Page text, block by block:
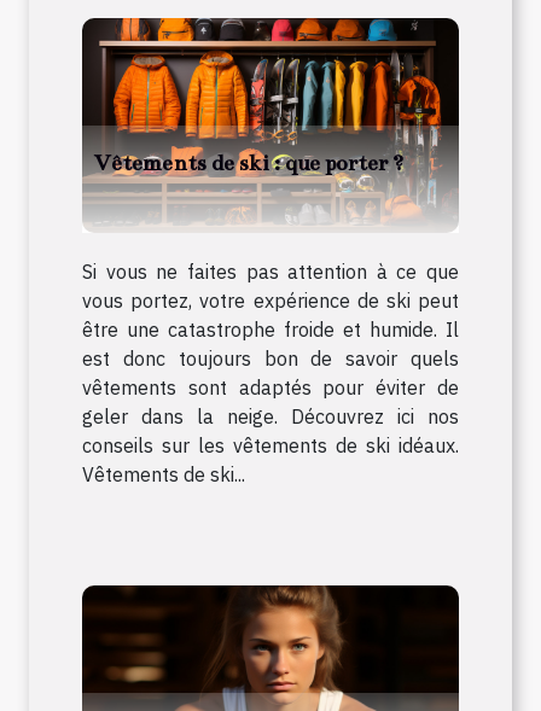
Vêtements de ski : que porter ?
Si vous ne faites pas attention à ce que
vous portez, votre expérience de ski peut
être une catastrophe froide et humide. Il
est donc toujours bon de savoir quels
vêtements sont adaptés pour éviter de
geler dans la neige. Découvrez ici nos
conseils sur les vêtements de ski idéaux.
Vêtements de ski...